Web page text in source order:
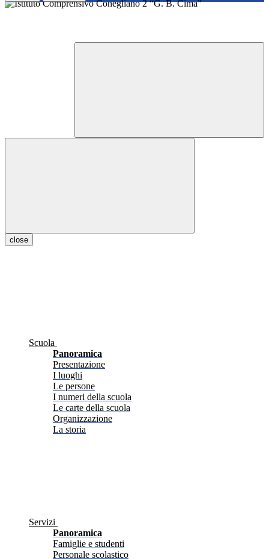
close
Scuola
Panoramica
Presentazione
I luoghi
Le persone
I numeri della scuola
Le carte della scuola
Organizzazione
La storia
Servizi
Panoramica
Famiglie e studenti
Personale scolastico